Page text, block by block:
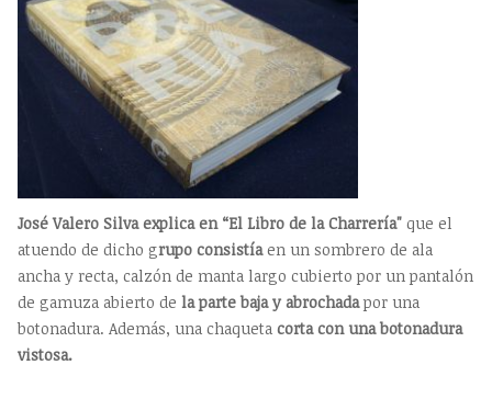
José Valero Silva explica en “El Libro de la Charrería" que el
atuendo de dicho grupo consistíaen un sombrero de ala
ancha y recta, calzón de manta largo cubierto por un pantalón
de gamuza abierto de la parte baja y abrochadapor una
botonadura. Además, una chaqueta corta con una botonadura
vistosa.